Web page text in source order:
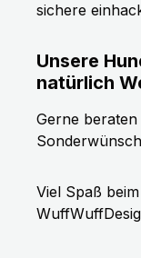
sichere
Unsere
natürlich
Gerne
Viel Spaß